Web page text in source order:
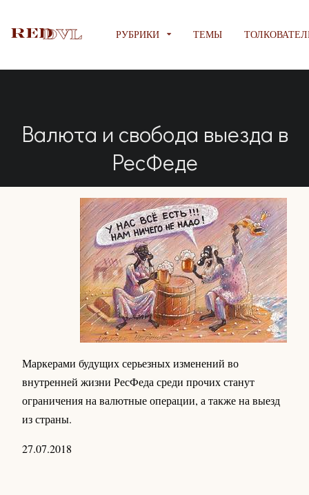
РУБРИКИ ТЕМЫ
Валюта и свобода выезда в
РесФеде
Маркерами будущих серьезных изменений во
внутренней жизни РесФеда среди прочих станут
ограничения на валютные операции, а также на выезд
из страны.
27.07.2018